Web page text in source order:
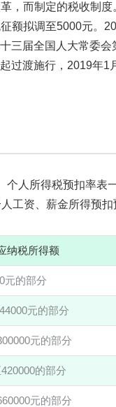
，而制定的税收制
额拟调至5000元。
三届全国人大常委
过渡施行，2019年1
个人所得税预扣率表
人工资、薪金所得预扣
纳税所得额
元的部分
元的部分
元的部分
的部分
元的部分